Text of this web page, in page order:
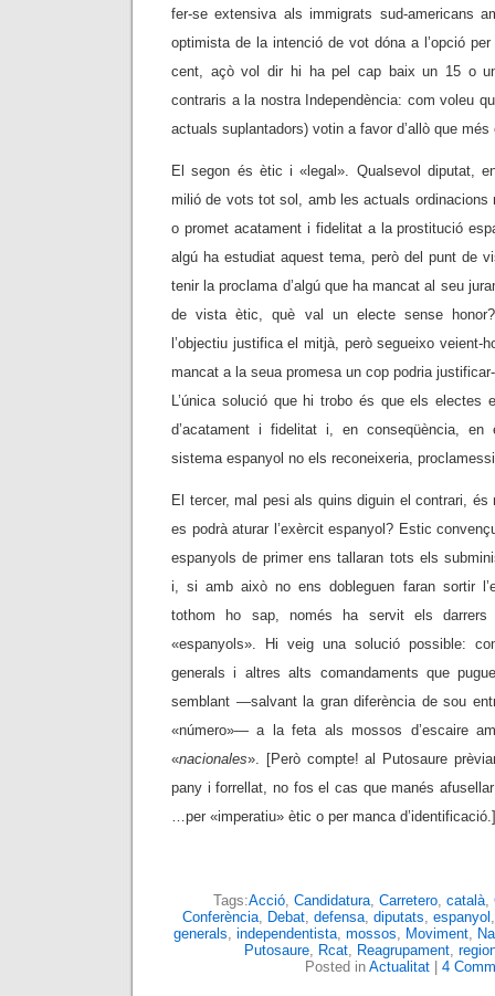
fer-se extensiva als immigrats sud-americans
optimista de la intenció de vot dóna a l’opció
cent, açò vol dir hi ha pel cap baix un 15 o
contraris a la nostra Independència: com voleu
actuals suplantadors) votin a favor d’allò que més
El segon és ètic i «legal». Qualsevol diputat,
milió de vots tot sol, amb les actuals ordinacions
o promet acatament i fidelitat a la prostitució
algú ha estudiat aquest tema, però del punt de
tenir la proclama d’algú que ha mancat al seu
de vista ètic, què val un electe sense
l’objectiu justifica el mitjà, però segueixo veient-
mancat a la seua promesa un cop podria
L’única solució que hi trobo és que els electes
d’acatament i fidelitat i, en conseqüència,
sistema espanyol no els reconeixeria,
El tercer, mal pesi als quins diguin el contrari, és
es podrà aturar l’exèrcit espanyol? Estic
espanyols de primer ens tallaran tots els
i, si amb això no ens dobleguen faran sortir
tothom ho sap, només ha servit els
«espanyols». Hi veig una solució possible:
generals i altres alts comandaments que
semblant —salvant la gran diferència de sou
«número»—a la feta als mossos d’escaire
«nacionales». [Però compte! al Putosaure
pany i forrellat, no fos el cas que manés
…per «imperatiu» ètic o per manca d’identificació.]
Tags:Acció, Candidatura, Carretero, català,
Conferència, Debat, defensa, diputats, espanyol
generals, independentista, mossos, Moviment,
Putosaure, Rcat, Reagrupament,
Posted in Actualitat| 4